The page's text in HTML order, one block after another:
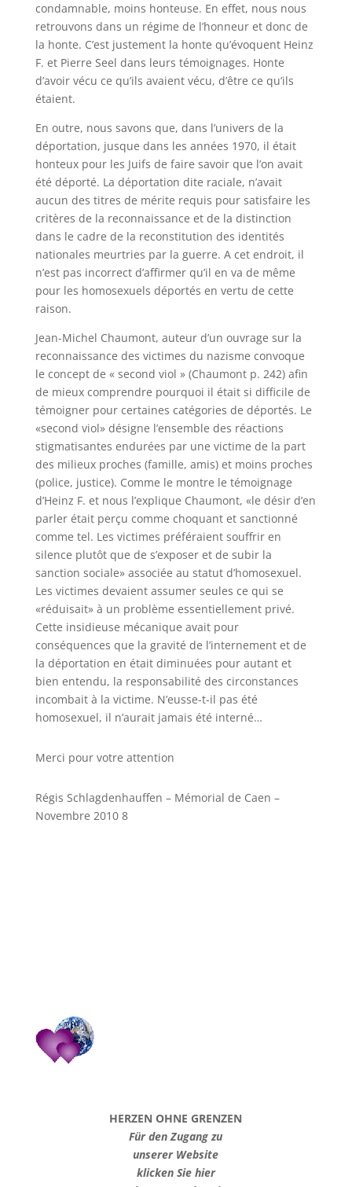
condamnable, moins honteuse. En effet, nous nous
retrouvons dans un régime de l’honneur et donc de
la honte. C’est justement la honte qu’évoquent Heinz
F. et Pierre Seel dans leurs témoignages. Honte
d’avoir vécu ce qu’ils avaient vécu, d’être ce qu’ils
étaient.
En outre, nous savons que, dans l’univers de la
déportation, jusque dans les années 1970, il était
honteux pour les Juifs de faire savoir que l’on avait
été déporté. La déportation dite raciale, n’avait
aucun des titres de mérite requis pour satisfaire les
critères de la reconnaissance et de la distinction
dans le cadre de la reconstitution des identités
nationales meurtries par la guerre. A cet endroit, il
n’est pas incorrect d’affirmer qu’il en va de même
pour les homosexuels déportés en vertu de cette
raison.
Jean-Michel Chaumont, auteur d’un ouvrage sur la
reconnaissance des victimes du nazisme convoque
le concept de « second viol » (Chaumont p. 242) afin
de mieux comprendre pourquoi il était si difficile de
témoigner pour certaines catégories de déportés. Le
«second viol» désigne l’ensemble des réactions
stigmatisantes endurées par une victime de la part
des milieux proches (famille, amis) et moins proches
(police, justice). Comme le montre le témoignage
d’Heinz F. et nous l’explique Chaumont, «le désir d’en
parler était perçu comme choquant et sanctionné
comme tel. Les victimes préféraient souffrir en
silence plutôt que de s’exposer et de subir la
sanction sociale» associée au statut d’homosexuel.
Les victimes devaient assumer seules ce qui se
«réduisait» à un problème essentiellement privé.
Cette insidieuse mécanique avait pour
conséquences que la gravité de l’internement et de
la déportation en était diminuées pour autant et
bien entendu, la responsabilité des circonstances
incombait à la victime. N’eusse-t-il pas été
homosexuel, il n’aurait jamais été interné…
Merci pour votre attention
Régis Schlagdenhauffen – Mémorial de Caen –
Novembre 2010 8
HERZEN OHNE GRENZEN
Für den Zugang zu
unserer Website
klicken Sie hier